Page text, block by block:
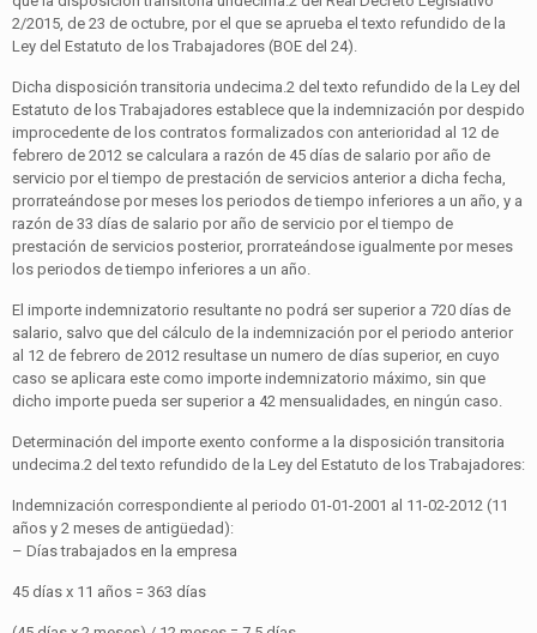
2/2015, de 23 de octubre, por el que se aprueba el texto refundido de la
Ley del Estatuto de los Trabajadores (BOE del 24).
Dicha disposición transitoria undecima.2 del texto refundido de la Ley del
Estatuto de los Trabajadores establece que la indemnización por despido
improcedente de los contratos formalizados con anterioridad al 12 de
febrero de 2012 se calculara a razón de 45 días de salario por año de
servicio por el tiempo de prestación de servicios anterior a dicha fecha,
prorrateándose por meses los periodos de tiempo inferiores a un año, y a
razón de 33 días de salario por año de servicio por el tiempo de
prestación de servicios posterior, prorrateándose igualmente por meses
los periodos de tiempo inferiores a un año.
El importe indemnizatorio resultante no podrá ser superior a 720 días de
salario, salvo que del cálculo de la indemnización por el periodo anterior
al 12 de febrero de 2012 resultase un numero de días superior, en cuyo
caso se aplicara este como importe indemnizatorio máximo, sin que
dicho importe pueda ser superior a 42 mensualidades, en ningún caso.
Determinación del importe exento conforme a la disposición transitoria
undecima.2 del texto refundido de la Ley del Estatuto de los Trabajadores:
Indemnización correspondiente al periodo 01-01-2001 al 11-02-2012 (11
años y 2 meses de antigüedad):
– Días trabajados en la empresa
45 días x 11 años = 363 días